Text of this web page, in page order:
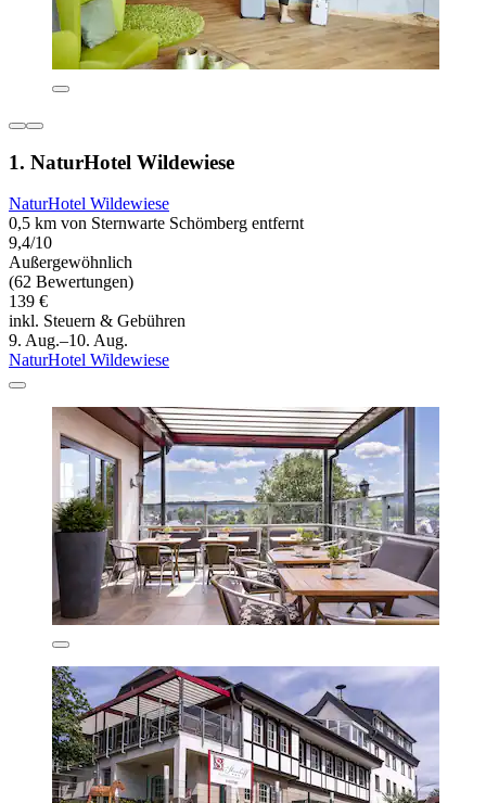
1. NaturHotel Wildewiese
NaturHotel Wildewiese
0,5 km von Sternwarte Schömberg entfernt
9,4/10
Außergewöhnlich
(62 Bewertungen)
139 €
inkl. Steuern & Gebühren
9. Aug.–10. Aug.
NaturHotel Wildewiese